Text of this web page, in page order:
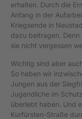
erhalten. Durch die
Anfang in der
Kriegsende in
dazu beitragen.
sie nicht vergessen
Wichtig sind aber
So haben wir
Jungen aus der
Jugendliche im
überlebt haben. Und
Kurfürsten-Straße